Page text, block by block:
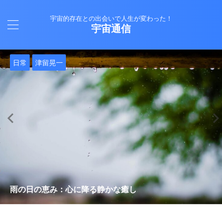
宇宙的存在との出会いで人生が変わった！
宇宙通信
日常 津留晃一
雨の日の恵み：心に降る静かな癒し
バシャール 日常 津留晃一
就職は人生の終着駅じゃない！自分らしい道を見つける方
法
Healy 日常
ヒーリーを買うべきか迷っているあなたへ。実際に使って
みた感想と注意点
バシャール 日常
エネルギーの法則 〜最近どハマりしていました〜
日常
現実を変える
日常
今、ここにいること
Healy 日常 津留晃一
もしかしてだけどHealy（量子波動調整器）のせいなの？
日常
iPad 第10世代買いました
Healy 日常
久し振りにHealy（ヒーリー）量子波動調整器について
日常
大谷さんの通訳、水原さんの解雇に思う